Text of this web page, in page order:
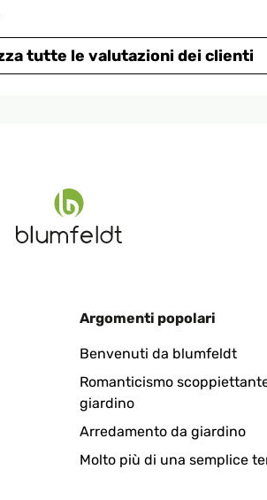
tutte le valutazioni dei clienti
Argomenti popolari
Benvenuti da blumfeldt
Romanticismo
giardino
Arredamento da giardino
Molto più di una semplice